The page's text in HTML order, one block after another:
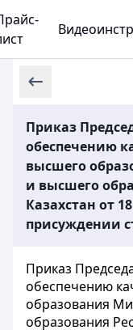
Приказ
обеспечению
высшего
и высшего
Казахстан от
присуждении
Приказ
обеспечению
образования
образования